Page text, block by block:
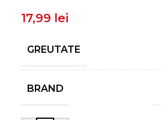
17,99 lei
GREUTATE
BRAND